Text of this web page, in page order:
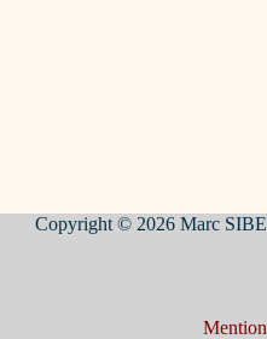
Copyright © 2026 Marc